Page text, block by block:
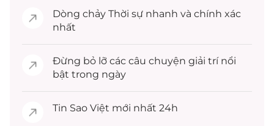
Dòng chảy Thời sự nhanh và chính xác
nhất
Đừng bỏ lỡ các câu chuyện giải trínổi
bật trong ngày
Tin Sao Việt mới nhất 24h